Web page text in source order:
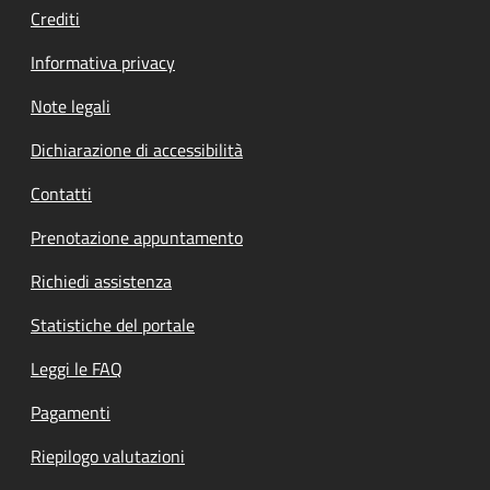
Crediti
Informativa privacy
Note legali
Dichiarazione di accessibilità
Contatti
Prenotazione appuntamento
Richiedi assistenza
Statistiche del portale
Leggi le FAQ
Pagamenti
Riepilogo valutazioni